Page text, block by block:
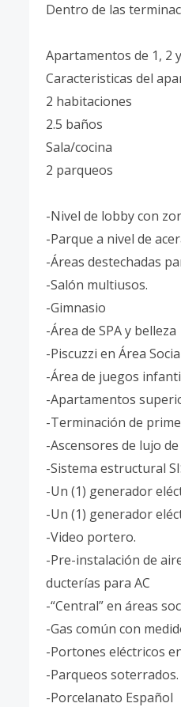
Dentro de las
Apartamentos de 1, 2
Caracteristicas del
2 habitaciones
2.5 baños
Sala/cocina
2 parqueos
-Nivel de lobby con
-Parque a nivel de
-Áreas destechadas
-Salón multiusos.
-Gimnasio
-Área de SPA y belleza
-Piscuzzi en Área
-Área de juegos
-Apartamentos
-Terminación de
-Ascensores de lujo
-Sistema estructural
-Un (1) generador
-Un (1) generador
-Video portero.
-Pre-instalación de
ducterías para AC
-“Central” en áreas
-Gas común con
-Portones eléctricos
-Parqueos soterrados.
-Porcelanato Español